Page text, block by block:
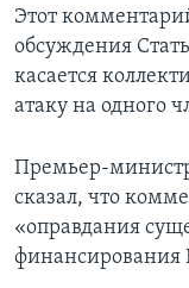
Этот
обсуждения
касается
атаку на одного
Премьер-
сказал, что
«оправдания